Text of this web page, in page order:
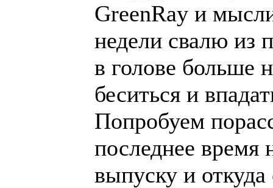
GreenRay и
недели свалю из
в голове больше
беситься и
Попробуем
последнее время
выпуску и